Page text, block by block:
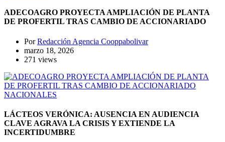
ADECOAGRO PROYECTA AMPLIACIÓN DE PLANTA
DE PROFERTIL TRAS CAMBIO DE ACCIONARIADO
PorRedacción Agencia Cooppabolivar
marzo 18, 2026
271 views
NACIONALES
LÁCTEOS VERÓNICA: AUSENCIA EN AUDIENCIA
CLAVE AGRAVA LA CRISIS Y EXTIENDE LA
INCERTIDUMBRE